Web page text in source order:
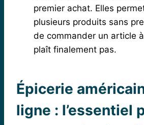
premier achat. Elles
plusieurs produits sans
de commander un article à
plaît finalement pas.
Épicerie
ligne : l’essentiel